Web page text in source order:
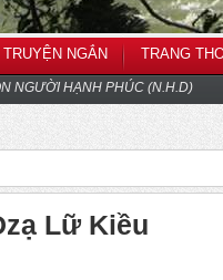
TRUYỆN NGẮN TRANG
NGƯỜI HẠNH PHÚC (N.H.D)
Lữ Kiều